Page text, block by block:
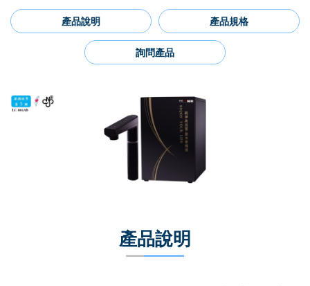
飯店專用飲水機
淨水設備
常見問題
下載中心
產品說明 產品規格
詢問產品
產品說明